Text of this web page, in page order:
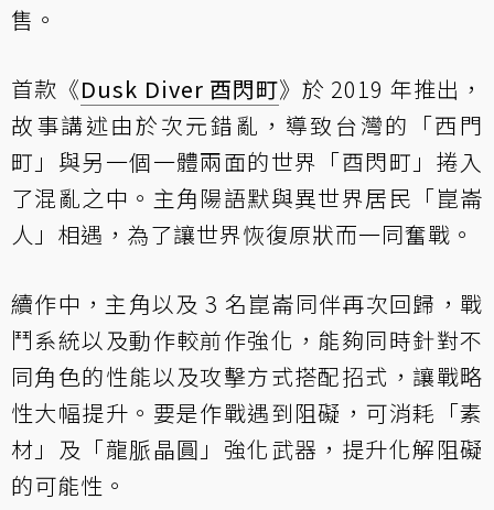
售。
首款《Dusk Diver 酉閃町》於 2019 年推出，
故事講述由於次元錯亂，導致台灣的「西門
町」與另一個一體兩面的世界「酉閃町」捲入
了混亂之中。主角陽語默與異世界居民「崑崙
人」相遇，為了讓世界恢復原狀而一同奮戰。
續作中，主角以及 3 名崑崙同伴再次回歸，戰
鬥系統以及動作較前作強化，能夠同時針對不
同角色的性能以及攻擊方式搭配招式，讓戰略
性大幅提升。要是作戰遇到阻礙，可消耗「素
材」及「龍脈晶圓」強化武器，提升化解阻礙
的可能性。